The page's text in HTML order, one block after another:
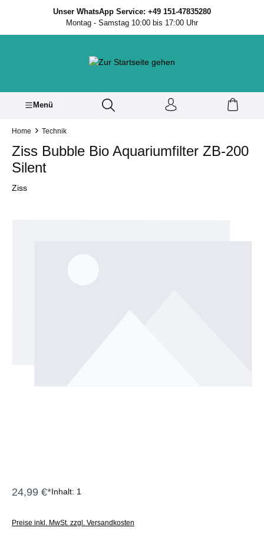
springenUnser WhatsApp Service: +49 151-47835280
Montag - Samstag 10:00 bis 17:00 Uhr
Menü
Home Technik
Ziss Bubble Bio Aquariumfilter ZB-200
Silent
Ziss
24,99 €*Inhalt: 1
Preise inkl. MwSt. zzgl. Versandkosten